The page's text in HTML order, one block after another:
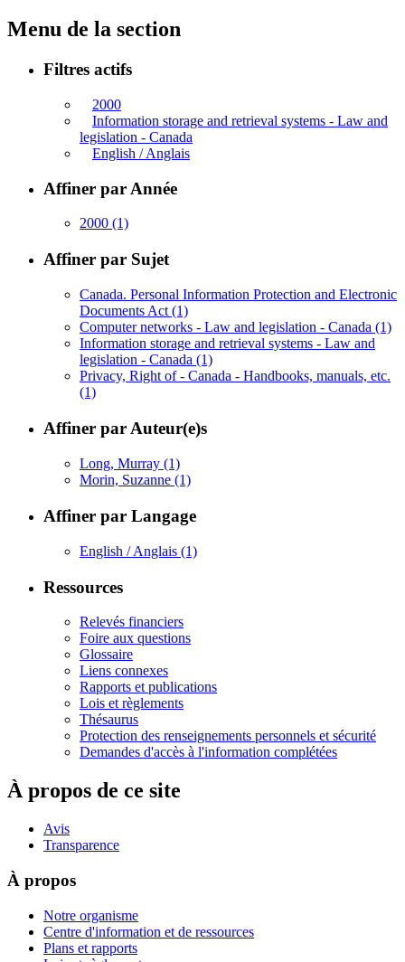
Menu de la section
Filtres actifs
2000
Information storage and retrieval systems - Law and
legislation - Canada
English / Anglais
Affiner par Année
2000 (1)
Affiner par Sujet
Canada. Personal Information Protection and Electronic
Documents Act (1)
Computer networks - Law and legislation - Canada (1)
Information storage and retrieval systems - Law and
legislation - Canada (1)
Privacy, Right of - Canada - Handbooks, manuals, etc.
(1)
Affiner par Auteur(e)s
Long, Murray (1)
Morin, Suzanne (1)
Affiner par Langage
English / Anglais (1)
Ressources
Relevés financiers
Foire aux questions
Glossaire
Liens connexes
Rapports et publications
Lois et règlements
Thésaurus
Protection des renseignements personnels et sécurité
Demandes d'accès à l'information complétées
À propos de ce site
Avis
Transparence
À propos
Notre organisme
Centre d'information et de ressources
Plans et rapports